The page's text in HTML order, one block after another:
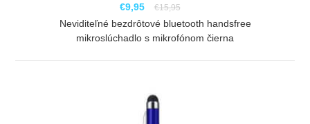
€9,95 €15,95
Neviditeľné bezdrôtové bluetooth handsfree
mikroslúchadlo s mikrofónom čierna